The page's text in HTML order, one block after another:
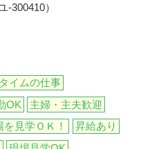
300410）
イムの仕事
OK
主婦・主夫歓迎
見学ＯＫ！
昇給あり